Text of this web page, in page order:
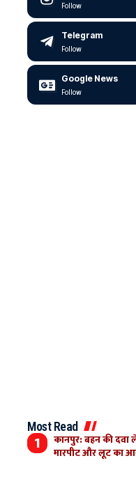
Follow
Telegram
Follow
Google News
Follow
Most Read
कानपुर: बहन की
मारपीट और लूट का